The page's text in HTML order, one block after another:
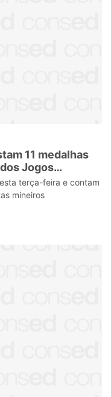
11 medalhas
Jogos
terça-feira e contam
mineiros